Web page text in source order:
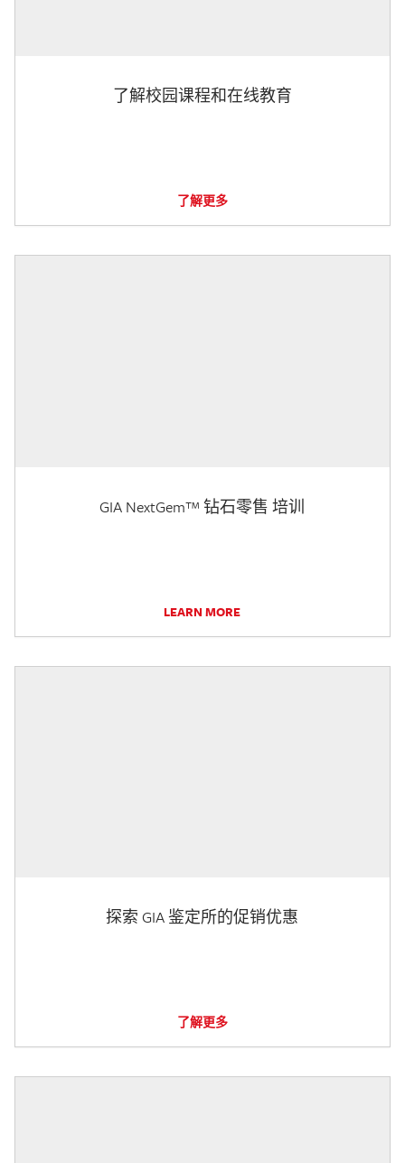
了解校园课程和在线教育
了解更多
GIA NextGem™ 钻石零售 培训
LEARN MORE
探索 GIA 鉴定所的促销优惠
了解更多